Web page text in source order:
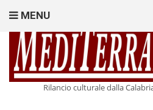
Rilancio culturale dalla
MENU